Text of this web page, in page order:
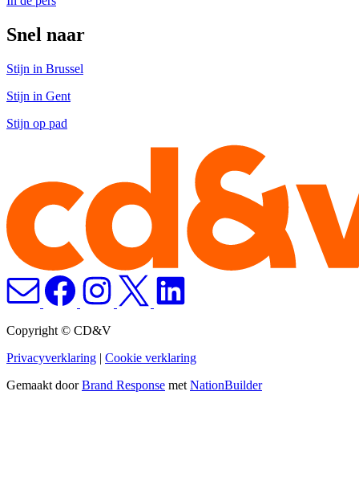
Snel naar
Stijn in Brussel
Stijn in Gent
Stijn op pad
Copyright © CD&V
Privacyverklaring | Cookie verklaring
Gemaakt doorBrand Response met NationBuilder